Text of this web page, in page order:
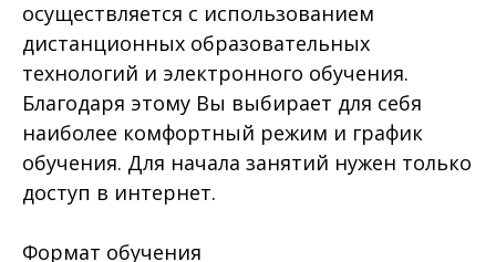
осуществляется с использованием
дистанционных образовательных
технологий и электронного обучения.
Благодаря этому Вы выбирает для себя
наиболее комфортный режим и график
обучения. Для начала занятий нужен только
доступ в интернет.
Формат обучения